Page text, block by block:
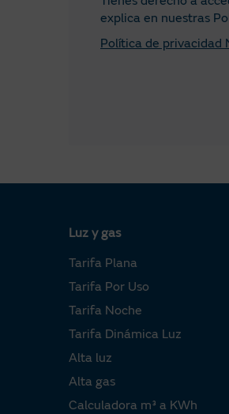
explica en nuestras
Política de privacidad
Luz y gas
Tarifa Plana
Tarifa Por Uso
Tarifa Noche
Tarifa Dinámica Luz
Alta luz
Alta gas
Calculadora m³ a KWh